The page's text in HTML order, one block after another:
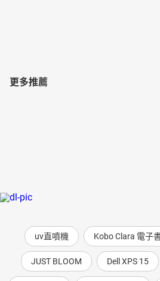
更多推薦
uv直噴機 Kobo Clara 電子
JUST BLOOM Dell XPS 15